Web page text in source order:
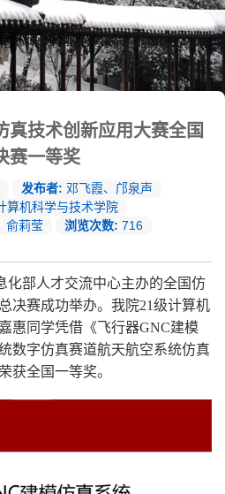
真技术创新应用大赛全国
赛一等奖
发布者: 邓飞霞、邝泉声
算机科学与技术学院
俞莉莹 浏览次数: 716
化部人才交流中心主办的全国仿
决赛成功举办。我院21级计算机
惠同学凭借《飞行器GNC建模
数字仿真赛道航天航空系统仿真
获全国一等奖。